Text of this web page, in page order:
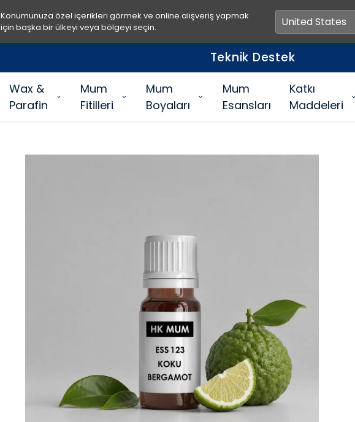
Konumunuza özel içerikleri görmek ve online alışveriş yapmak
için başka bir ülkeyi veya bölgeyi seçin.
Teknik Destek
Wax &
Parafin
Mum
Fitilleri
Mum
Boyaları
Mum
Esansları
Katkı
Maddeleri